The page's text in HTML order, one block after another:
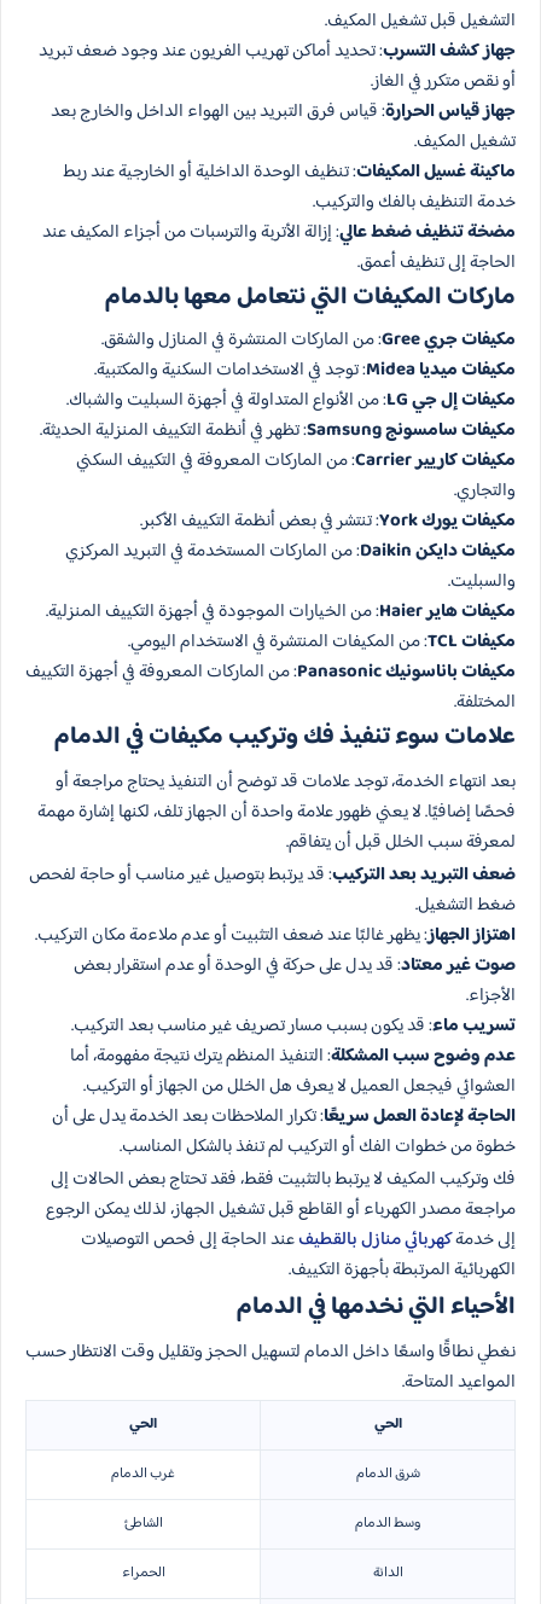
التشغيل قبل تشغيل المكيف.
جهاز كشف التسرب: تحديد أماكن تهريب الفريون عند وجود ضعف تبريد
أو نقص متكرر في الغاز.
جهاز قياس الحرارة: قياس فرق التبريد بين الهواء الداخل والخارج بعد
تشغيل المكيف.
ماكينة غسيل المكيفات: تنظيف الوحدة الداخلية أو الخارجية عند ربط
خدمة التنظيف بالفك والتركيب.
مضخة تنظيف ضغط عالي: إزالة الأتربة والترسبات من أجزاء المكيف عند
الحاجة إلى تنظيف أعمق.
ماركات المكيفات التي نتعامل معها بالدمام
مكيفات جري Gree
: من الماركات المنتشرة في المنازل والشقق.
مكيفات ميديا Midea
: توجد في الاستخدامات السكنية والمكتبية.
مكيفات إل جي LG
: من الأنواع المتداولة في أجهزة السبليت والشباك.
مكيفات سامسونج Samsung
: تظهر في أنظمة التكييف المنزلية الحديثة.
مكيفات كاريير Carrier
: من الماركات المعروفة في التكييف السكني
والتجاري.
مكيفات يورك York
: تنتشر في بعض أنظمة التكييف الأكبر.
مكيفات دايكن Daikin
: من الماركات المستخدمة في التبريد المركزي
والسبليت.
مكيفات هاير Haier
: من الخيارات الموجودة في أجهزة التكييف المنزلية.
مكيفات TCL
: من المكيفات المنتشرة في الاستخدام اليومي.
مكيفات باناسونيك Panasonic
: من الماركات المعروفة في أجهزة التكييف
المختلفة.
علامات سوء تنفيذ فك وتركيب مكيفات في الدمام
بعد انتهاء الخدمة، توجد علامات قد توضح أن التنفيذ يحتاج مراجعة أو
فحصًا إضافيًا. لا يعني ظهور علامة واحدة أن الجهاز تلف، لكنها إشارة مهمة
لمعرفة سبب الخلل قبل أن يتفاقم.
ضعف التبريد بعد التركيب: قد يرتبط بتوصيل غير مناسب أو حاجة لفحص
ضغط التشغيل.
اهتزاز الجهاز: يظهر غالبًا عند ضعف التثبيت أو عدم ملاءمة مكان التركيب.
صوت غير معتاد: قد يدل على حركة في الوحدة أو عدم استقرار بعض
الأجزاء.
تسريب ماء: قد يكون بسبب مسار تصريف غير مناسب بعد التركيب.
عدم وضوح سبب المشكلة: التنفيذ المنظم يترك نتيجة مفهومة، أما
العشوائي فيجعل العميل لا يعرف هل الخلل من الجهاز أو التركيب.
الحاجة لإعادة العمل سريعًا: تكرار الملاحظات بعد الخدمة يدل على أن
خطوة من خطوات الفك أو التركيب لم تنفذ بالشكل المناسب.
فك وتركيب المكيف لا يرتبط بالتثبيت فقط، فقد تحتاج بعض الحالات إلى
مراجعة مصدر الكهرباء أو القاطع قبل تشغيل الجهاز، لذلك يمكن الرجوع
إلى خدمةكهربائي منازل بالقطيفعند الحاجة إلى فحص التوصيلات
الكهربائية المرتبطة بأجهزة التكييف.
الأحياء التي نخدمها في الدمام
نغطي نطاقًا واسعًا داخل الدمام لتسهيل الحجز وتقليل وقت الانتظار حسب
المواعيد المتاحة.
الحي
الحي
شرق الدمام
غرب الدمام
وسط الدمام
الشاطئ
الدانة
الحمراء